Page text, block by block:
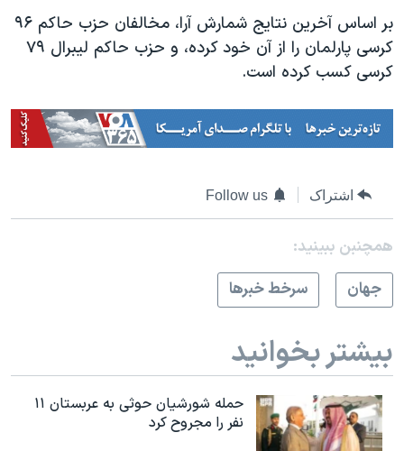
بر اساس آخرین نتایج شمارش آرا، مخالفان حزب حاکم ۹۶
کرسی پارلمان را از آن خود کرده، و حزب حاکم لیبرال ۷۹
کرسی کسب کرده است.
اشتراک Follow us
همچنبن ببینید:
جهان
سرخط خبرها
بیشتر بخوانید
حمله شورشیان حوثی به عربستان ۱۱
نفر را مجروح کرد